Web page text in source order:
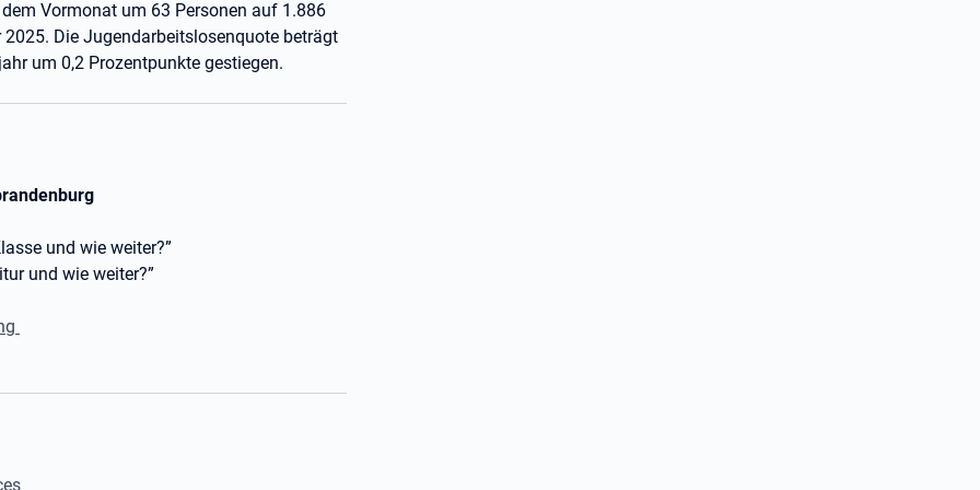
Vormonat um 63 Personen auf 1.886
Die Jugendarbeitslosenquote beträgt
um 0,2 Prozentpunkte gestiegen.
und wie weiter?”
und wie weiter?”